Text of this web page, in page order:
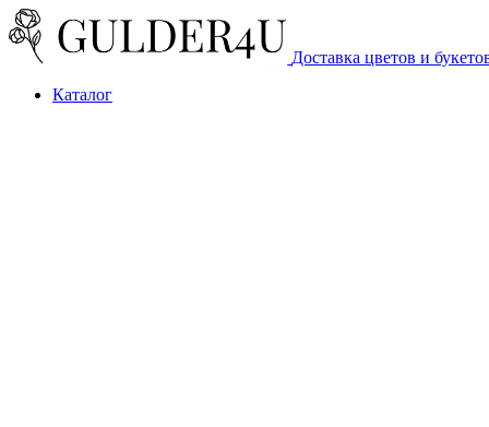
Доставка цветов и
Каталог